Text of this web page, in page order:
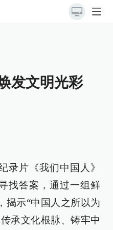
发文明光彩
录片《我们中国人》
找答案，通过一组鲜
揭示“中国人之所以为
承文化根脉、铸牢中